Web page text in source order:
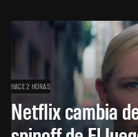
HACE 2 HORAS
Netflix cambia